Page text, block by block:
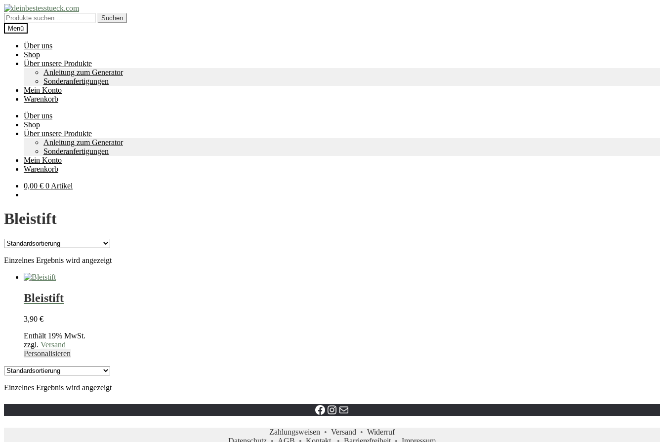
Zur
Navigation
springen
Zum
Inhalt
springen
Suche
nach:
Suchen
Menü
Über uns
Shop
Über unsere Produkte
Anleitung zum Generator
Sonderanfertigungen
Mein Konto
Warenkorb
Über uns
Shop
Über unsere Produkte
Anleitung zum Generator
Sonderanfertigungen
Mein Konto
Warenkorb
0,00 € 0 Artikel
Bleistift
Einzelnes Ergebnis wird angezeigt
Bleistift
3,90 €
Enthält 19% MwSt.
zzgl. Versand
Personalisieren
Varianten
Die
Optionen
Einzelnes Ergebnis wird angezeigt
Facebook linkinstagram profil
Mail
Zahlungsweisen • Versand • Widerruf